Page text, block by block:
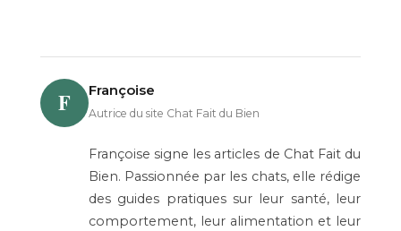
F Françoise
Autrice du site Chat Fait du Bien
Françoise signe les articles de Chat Fait du
Bien. Passionnée par les chats, elle rédige
des guides pratiques sur leur santé, leur
comportement, leur alimentation et leur